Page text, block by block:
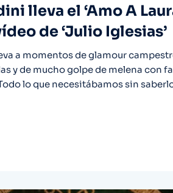
lleva el ‘Amo A
de ‘Julio Iglesias’
a momentos de glamour
y de mucho golpe de melena con
lo que necesitábamos sin